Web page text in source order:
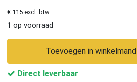
€ 115 excl. btw
1 op voorraad
Toevoegen in winkelmand
Direct leverbaar